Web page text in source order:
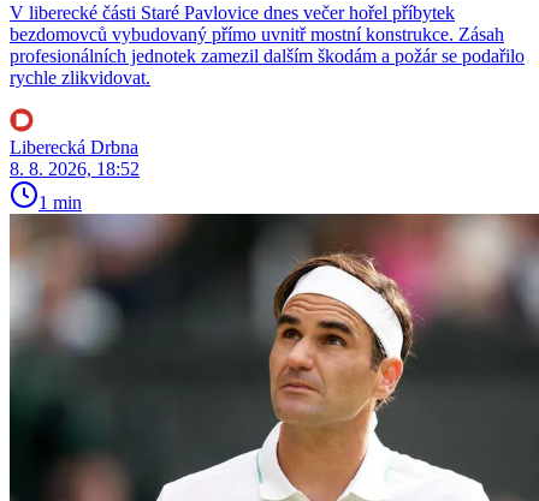
V liberecké části Staré Pavlovice dnes večer hořel příbytek
bezdomovců vybudovaný přímo uvnitř mostní konstrukce. Zásah
profesionálních jednotek zamezil dalším škodám a požár se podařilo
rychle zlikvidovat.
Liberecká Drbna
8. 8. 2026, 18:52
1 min